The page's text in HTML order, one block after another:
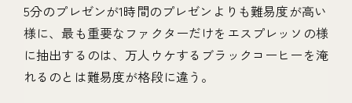
5分のプレゼンが1時間のプレゼンよりも難易度が高い
様に、最も重要なファクターだけをエスプレッソの様
に抽出するのは、万人ウケするブラックコーヒーを淹
れるのとは難易度が格段に違う。